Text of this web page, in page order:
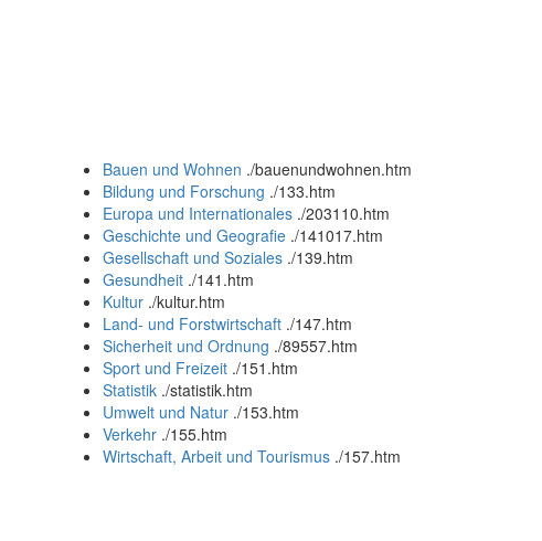
Bauen und Wohnen ./bauenundwohnen.htm
Bildung und Forschung ./133.htm
Europa und Internationales ./203110.htm
Geschichte und Geografie ./141017.htm
Gesellschaft und Soziales ./139.htm
Gesundheit ./141.htm
Kultur ./kultur.htm
Land- und Forstwirtschaft ./147.htm
Sicherheit und Ordnung ./89557.htm
Sport und Freizeit ./151.htm
Statistik ./statistik.htm
Umwelt und Natur ./153.htm
Verkehr ./155.htm
Wirtschaft, Arbeit und Tourismus ./157.htm